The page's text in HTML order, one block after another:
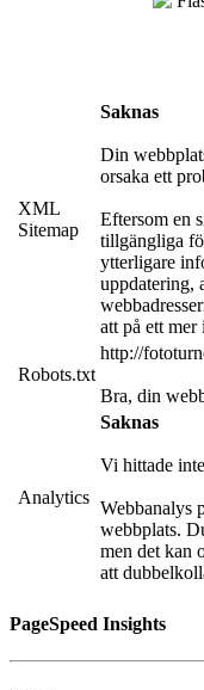
XML
Sitemap
Saknas
Din
orsaka ett
Eftersom en
tillgängliga
ytterligare
uppdatering,
att på ett mer
Robots.txt
http://
Bra, din
Analytics
Saknas
Vi hittade
Webbanalys
webbplats.
men det kan
att
PageSpeed Insights